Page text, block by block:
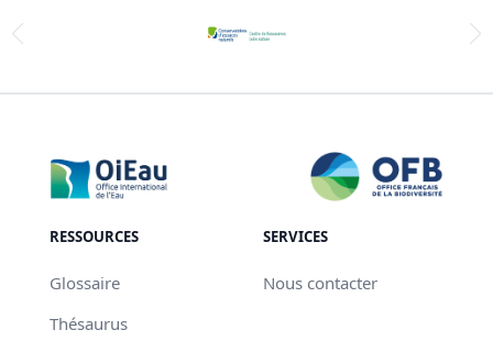
RESSOURCES
Glossaire
Thésaurus
SERVICES
Nous contacter